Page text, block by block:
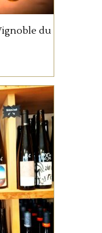
du
fines